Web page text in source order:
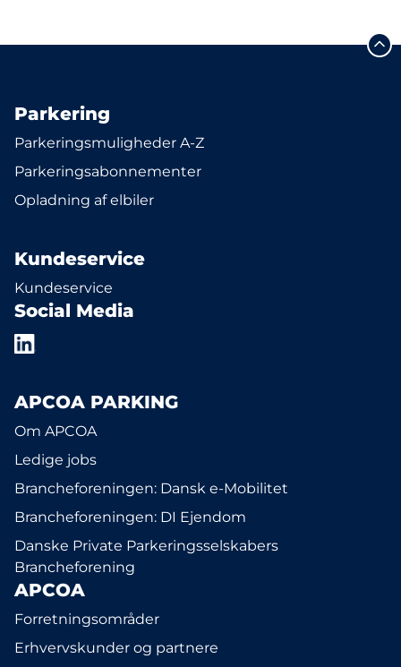
Parkering
Parkeringsmuligheder A-Z
Parkeringsabonnementer
Opladning af elbiler
Kundeservice
Kundeservice
Social Media
APCOA PARKING
Om APCOA
Ledige jobs
Brancheforeningen: Dansk e-Mobilitet
Brancheforeningen: DI Ejendom
Danske Private Parkeringsselskabers
Brancheforening
APCOA
Forretningsområder
Erhvervskunder og partnere